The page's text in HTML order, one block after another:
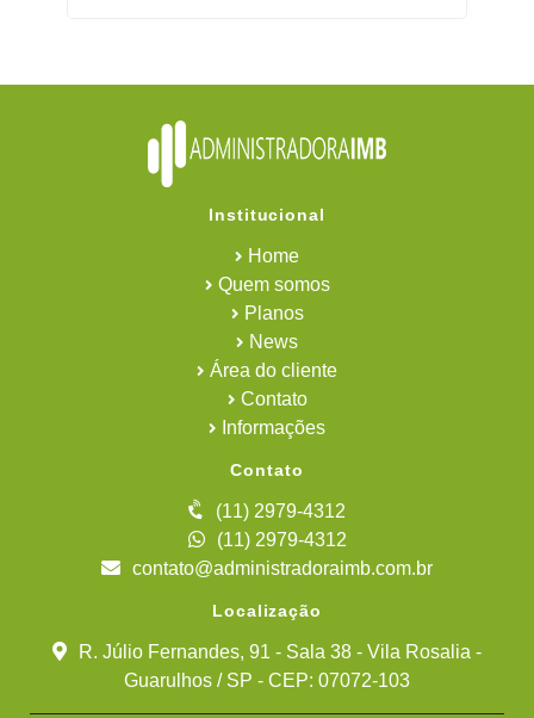
Institucional
Home
Quem somos
Planos
News
Área do cliente
Contato
Informações
Contato
(11) 2979-4312
(11) 2979-4312
contato@administradoraimb.com.br
Localização
R. Júlio Fernandes, 91 - Sala 38 - Vila Rosalia -
Guarulhos / SP - CEP: 07072-103